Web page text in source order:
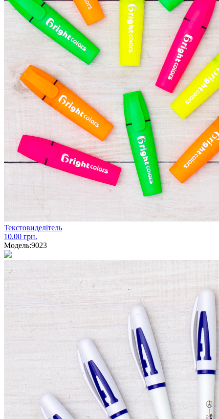
Текстовиделітель
10.00 грн.
Модель:9023